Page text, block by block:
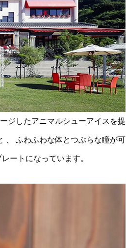
ジしたアニマルシューアイスを提
、 ふわふわな体とつぶらな瞳が可
ートになっています。